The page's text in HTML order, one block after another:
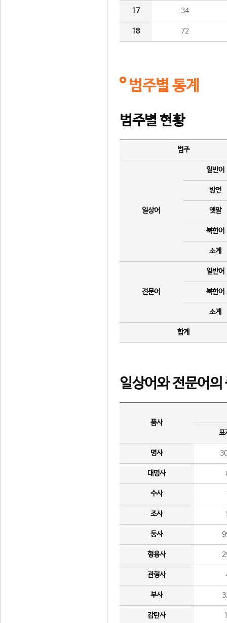
17 34
18 72
범주별 통계
범주별 현황
범주
일상어
일반어
방언
옛말
북한어
소계
전문어
일반어
북한어
소계
합계
일상어와 전문어의
품사
표
명사
대명사
수사
조사
동사
형용사
관형사
부사
감탄사